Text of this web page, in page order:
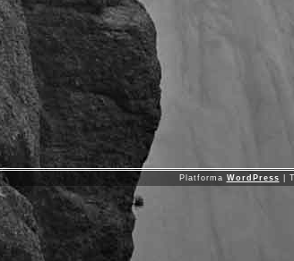
Platforma WordPress |